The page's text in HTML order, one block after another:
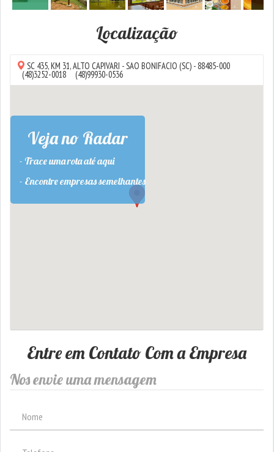
Localização
SC 435, KM 31,ALTO CAPIVARI - SAO BONIFACIO (SC) - 88485-000
(48)3252-0018 (48)99930-0536
Veja no Radar
- Trace uma rota até aqui
- Encontre empresas semelhantes
Entre em Contato Com a Empresa
Nos envie uma mensagem